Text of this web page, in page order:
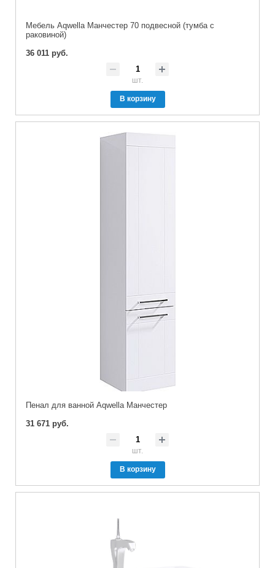
Мебель Aqwella Манчестер 70 подвесной (тумба с
раковиной)
36 011 руб.
шт.
В корзину
Пенал для ванной Aqwella Манчестер
31 671 руб.
шт.
В корзину